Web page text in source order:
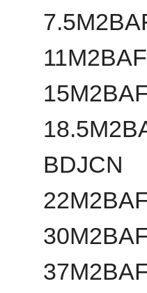
7.5
11
15
18.5
BDJCN
22
30
37